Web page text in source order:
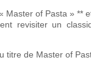
Master of Pasta » **
revisiter un
de Master of